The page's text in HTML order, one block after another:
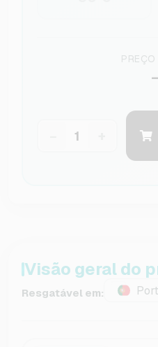
Visão geral do
Resgatável em: